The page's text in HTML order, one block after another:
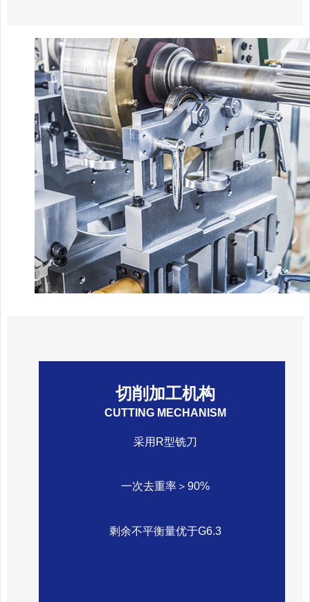
切削加工机构
CUTTING MECHANISM
采用R型铣刀
一次去重率＞90%
剩余不平衡量优于G6.3